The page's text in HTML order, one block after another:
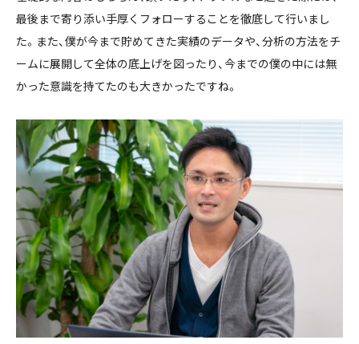
最後まで寄り添い手厚くフォローすることを徹底して行いまし
た。また、僕が今まで貯めてきた実績のデータや、分析の方法をチ
ームに展開して全体の底上げを図ったり、今までの僕の中には無
かった意識を持てたのも大きかったですね。